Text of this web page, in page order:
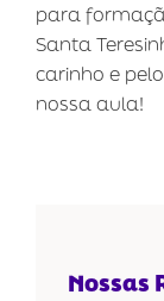
para
Santa
carinho e
nossa aula!
Nossas